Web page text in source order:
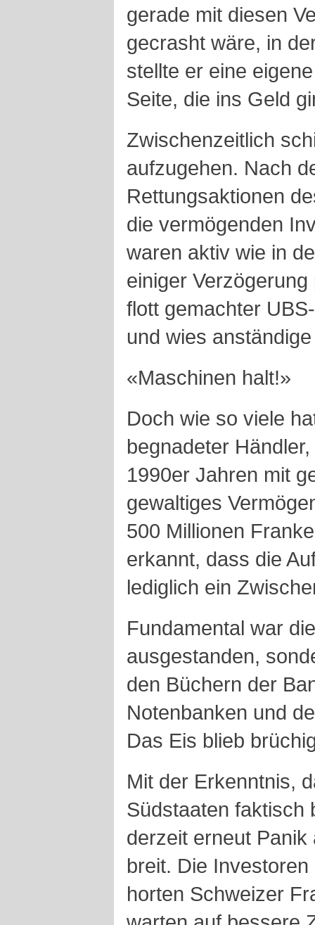
gerade mit diesen
gecrasht wäre, in
stellte er eine
Seite, die ins Geld
Zwischenzeitlich
aufzugehen. Nach
Rettungsaktionen
die vermögenden
waren aktiv wie in
einiger
flott gemachter
und wies
«Maschinen halt!»
Doch wie so viele
begnadeter
1990er Jahren mit
gewaltiges
500 Millionen
erkannt, dass die
lediglich ein
Fundamental war
ausgestanden,
den Büchern der
Notenbanken und
Das Eis blieb
Mit der Erkenntnis,
Südstaaten faktisch
derzeit erneut
breit. Die
horten Schweizer